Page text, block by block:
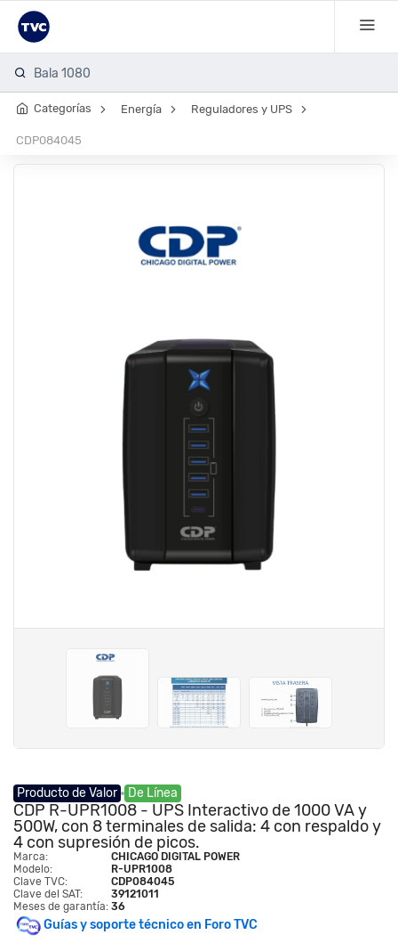
Bala 1080 exterio
Categorías Energía Reguladores y UPS
CDP084045
Producto de Valor De Línea
CDP R-UPR1008 - UPS Interactivo de 1000 VA y
500W, con 8 terminales de salida: 4 con respaldo y
4 con supresión de picos.
Marca:
CHICAGO DIGITAL POWER
Modelo:
R-UPR1008
Clave TVC:
CDP084045
Clave del SAT:
39121011
Meses de garantía: 36
Guías y soporte técnico en Foro TVC